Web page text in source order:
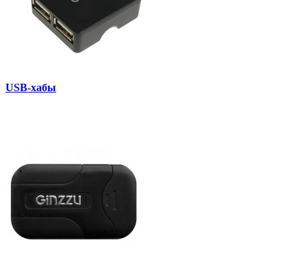
USB-хабы